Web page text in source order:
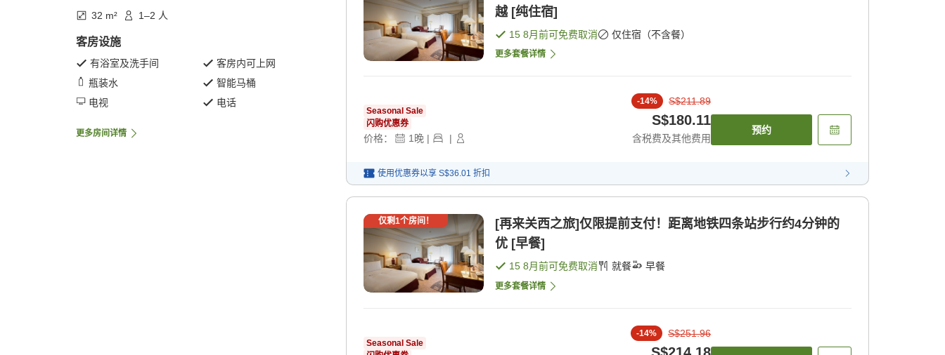
32 m² 1–2 人
客房设施
有浴室及洗手间
客房内可上网
瓶装水
智能马桶
电视
电话
更多房间详情
越 [纯住宿]
15 8月前可免费取消 仅住宿（不含餐）
更多套餐详情
Seasonal Sale
闪购优惠券
价格： 1 晚 | |
-14% S$211.89
S$180.11
含税费及其他费用
预约
使用优惠券以享 S$36.01 折扣
仅剩1个房间！
[再来关西之旅]仅限提前支付！距离地铁四条站步行约4分钟的
优 [早餐]
15 8月前可免费取消 就餐 早餐
更多套餐详情
Seasonal Sale
-14% S$251.96
S$214.18